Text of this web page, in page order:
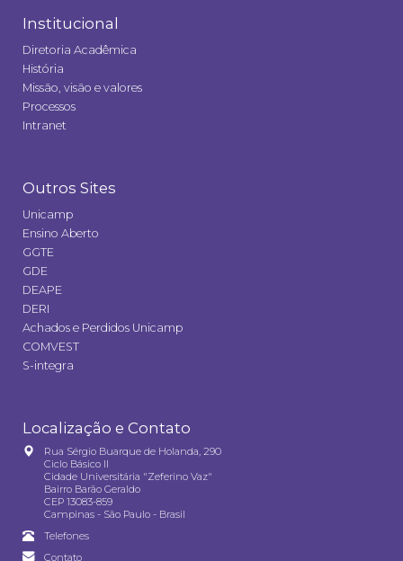
Institucional
Diretoria Acadêmica
História
Missão, visão e valores
Processos
Intranet
Outros Sites
Unicamp
Ensino Aberto
GGTE
GDE
DEAPE
DERI
Achados e Perdidos Unicamp
COMVEST
S-integra
Localização e Contato
Rua Sérgio Buarque de Holanda, 290
Ciclo Básico II
Cidade Universitária "Zeferino Vaz"
Bairro Barão Geraldo
CEP 13083-859
Campinas - São Paulo - Brasil
Telefones
Contato